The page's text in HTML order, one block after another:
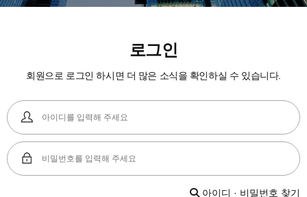
로그인
회원으로 로그인 하시면 더 많은 소식을 확인하실 수 있습니다.
아이디 · 비밀번호 찾기